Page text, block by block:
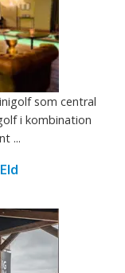
som central
i kombination
...